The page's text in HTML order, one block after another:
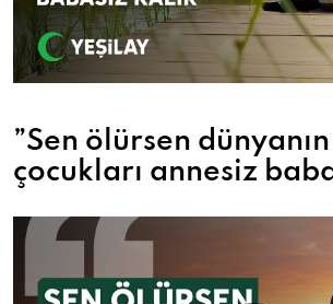
”Sen ölürsen
çocukları annesiz